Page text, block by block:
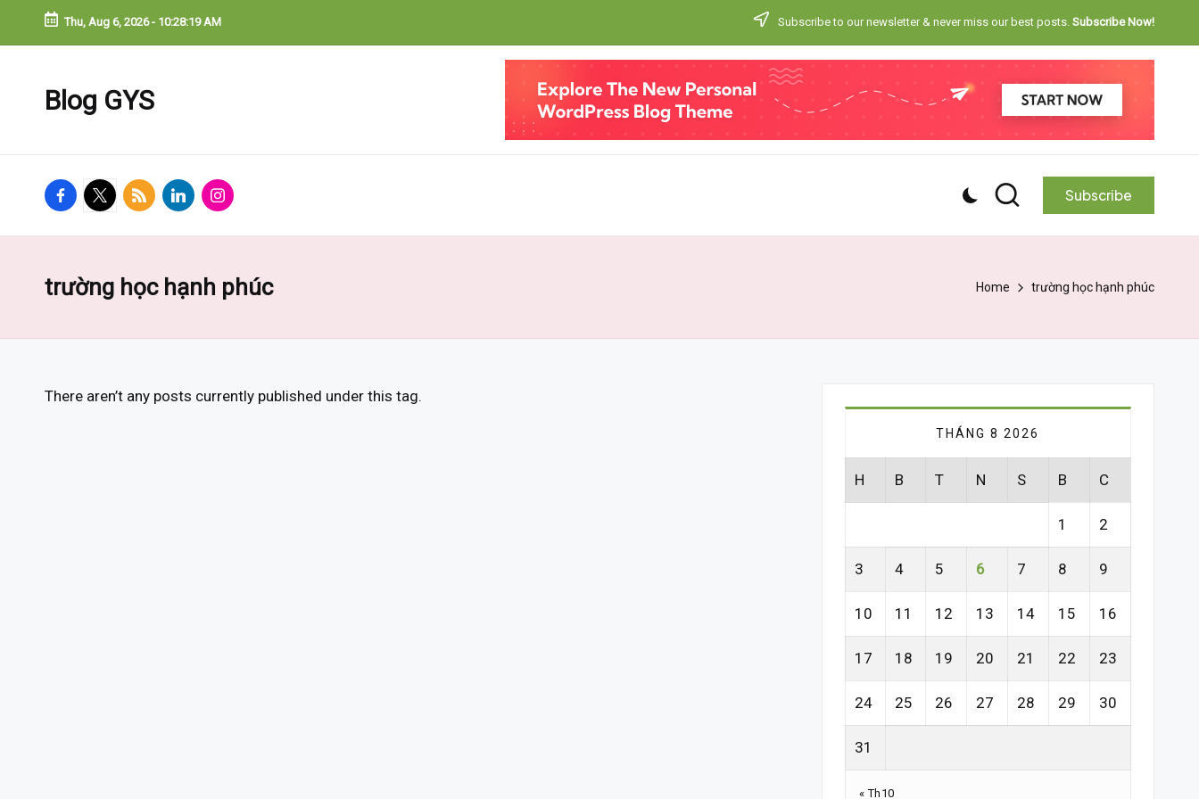
Thu, Aug 6, 2026- 10:28:19 AM Subscribe to our newsletter & never miss our best posts. Subscribe Now!
Blog GYS
facebook.com
twitter.com
rss.comlinkedin.cominstagram.com Subscribe
trường học hạnh phúc Home trường học hạnh phúc
There aren’t any posts currently published under this tag.
THÁNG 8 2026
H B T N S B C
1 2
3 4 5 6 7 8 9
10 11 12 13 14 15 16
17 18 19 20 21 22 23
24 25 26 27 28 29 30
31
« Th10